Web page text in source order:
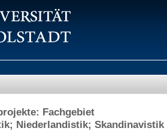
Fachgebiet
Niederlandistik;